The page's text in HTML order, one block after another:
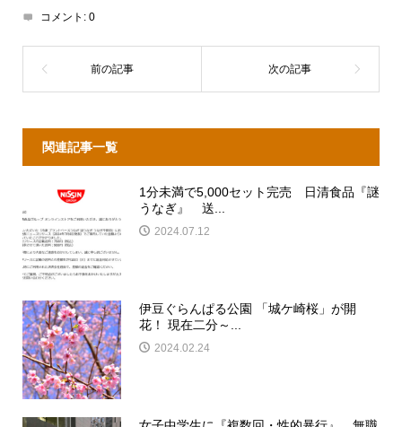
コメント: 0
関連記事一覧
1分未満で5,000セット完売 日清食品『謎
うなぎ』 送...
2024.07.12
伊豆ぐらんぱる公園 「城ケ崎桜」が開
花！ 現在二分～...
2024.02.24